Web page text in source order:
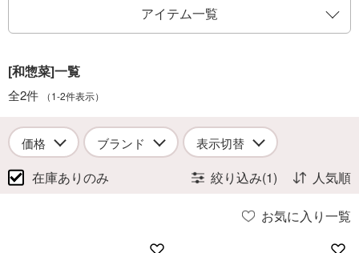
アイテム一覧
[和惣菜]一覧
全2件 （1-2件表示）
価格 ブランド 表示切替
在庫ありのみ 絞り込み(1) 人気順
お気に入り一覧